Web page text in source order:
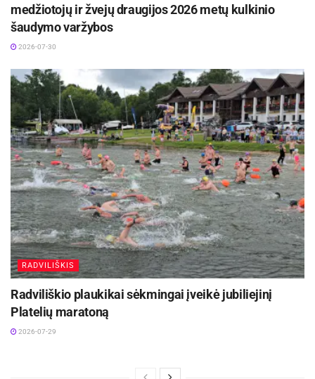
medžiotojų ir žvejų draugijos 2026 metų kulkinio
šaudymo varžybos
2026-07-30
RADVILIŠKIS
Radviliškio plaukikai sėkmingai įveikė jubiliejinį
Platelių maratoną
2026-07-29